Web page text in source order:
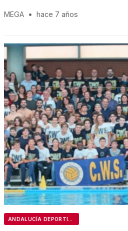
MEGA • hace 7 años